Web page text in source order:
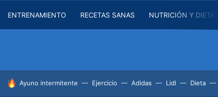
ENTRENAMIENTO RECETAS SANAS NUTRICIÓN Y
HOY SE HABLA DE
Ayuno intermitente Ejercicio Adidas Lidl Dieta